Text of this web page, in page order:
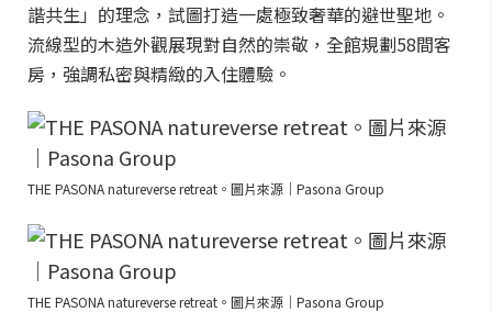
諧共生」的理念，試圖打造一處極致奢華的避世聖地。
流線型的木造外觀展現對自然的崇敬，全館規劃58間客
房，強調私密與精緻的入住體驗。
THE PASONA natureverse retreat。圖片來源｜Pasona Group
THE PASONA natureverse retreat。圖片來源｜Pasona Group